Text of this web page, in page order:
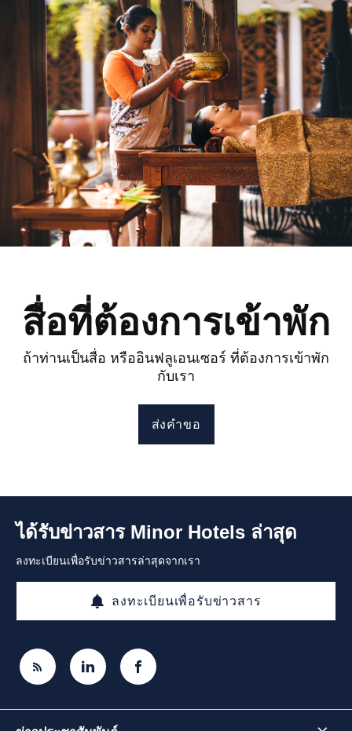
สื่อที่ต้องการเข้าพัก
ถ้าท่านเป็นสื่อ หรืออินฟลูเอนเซอร์ ที่ต้องการเข้าพัก
กับเรา
ส่งคำขอ
ได้รับข่าวสาร Minor Hotels ล่าสุด
ลงทะเบียนเพื่อรับข่าวสารล่าสุดจากเรา
ลงทะเบียนเพื่อรับข่าวสาร